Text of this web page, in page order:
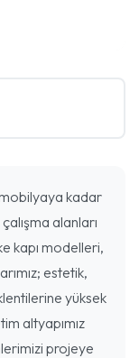
kadar
alanları
kapı modelleri,
estetik,
yüksek
altyapımız
projeye